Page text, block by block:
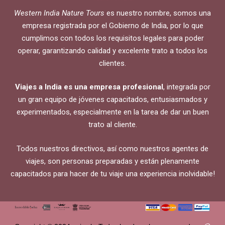
Western India Nature Tours es nuestro nombre, somos una
empresa registrada por el Gobierno de India, por lo que
cumplimos con todos los requisitos legales para poder
operar, garantizando calidad y excelente trato a todos los
clientes.
Viajes a India es una empresa profesional , integrada por
un gran equipo de jóvenes capacitados, entusiasmados y
experimentados, especialmente en la tarea de dar un buen
trato al cliente.
Todos nuestros directivos, así como nuestros agentes de
viajes, son personas preparadas y están plenamente
capacitados para hacer de tu viaje una experiencia inolvidable!